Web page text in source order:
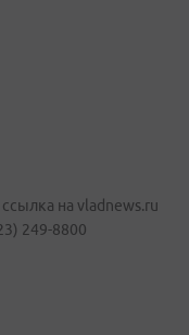
на vladnews.ru
249-8800